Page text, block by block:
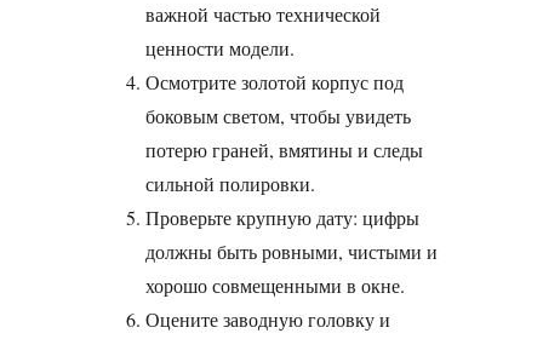
важной частью технической
ценности модели.
Осмотрите золотой корпус под
боковым светом, чтобы увидеть
потерю граней, вмятины и следы
сильной полировки.
Проверьте крупную дату: цифры
должны быть ровными, чистыми и
хорошо совмещенными в окне.
Оцените заводную головку и